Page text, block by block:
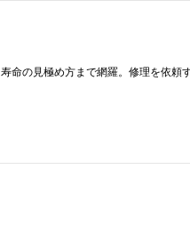
の見極め方まで網羅。修理を依頼